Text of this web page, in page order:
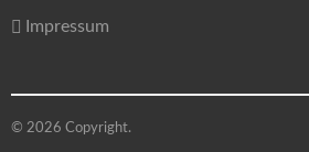
Impressum
© 2026 Copyright.